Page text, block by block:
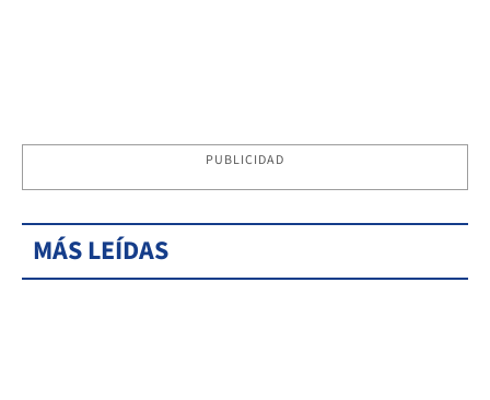
PUBLICIDAD
MÁS LEÍDAS